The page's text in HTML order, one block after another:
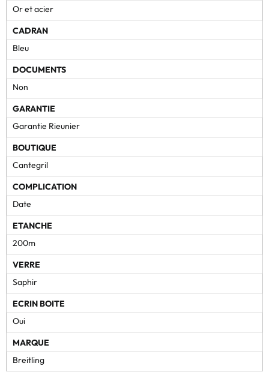
Or et acier
CADRAN
Bleu
DOCUMENTS
Non
GARANTIE
Garantie Rieunier
BOUTIQUE
Cantegril
COMPLICATION
Date
ETANCHE
200m
VERRE
Saphir
ECRIN BOITE
Oui
MARQUE
Breitling